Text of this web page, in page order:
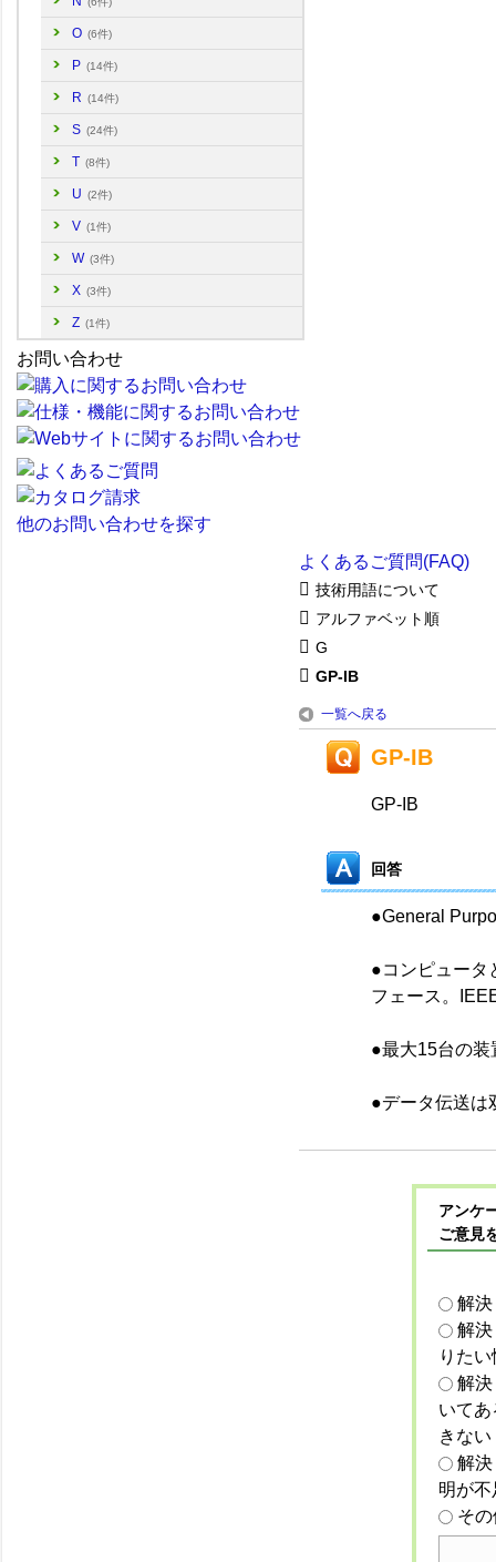
O (6件)
P (14件)
R (14件)
S (24件)
T (8件)
U (2件)
V (1件)
W (3件)
X (3件)
Z (1件)
お問い合わせ
他のお問い合わせを探す
よくあるご質問(FAQ)
技術用語について
アルファベット順
G
GP-IB
一覧へ戻る
GP-IB
GP-IB
回答
●General
●コンピュータ
フェース。
●最大15台の装
●データ伝送は
アンケ
ご意見
解
解
りた
解
いて
きない
解
明が
そ